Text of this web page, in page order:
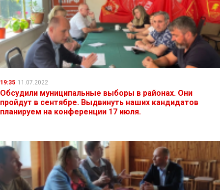
19:35 11.07.2022
Обсудили муниципальные выборы в районах. Они
пройдут в сентябре. Выдвинуть наших кандидатов
планируем на конференции 17 июля.